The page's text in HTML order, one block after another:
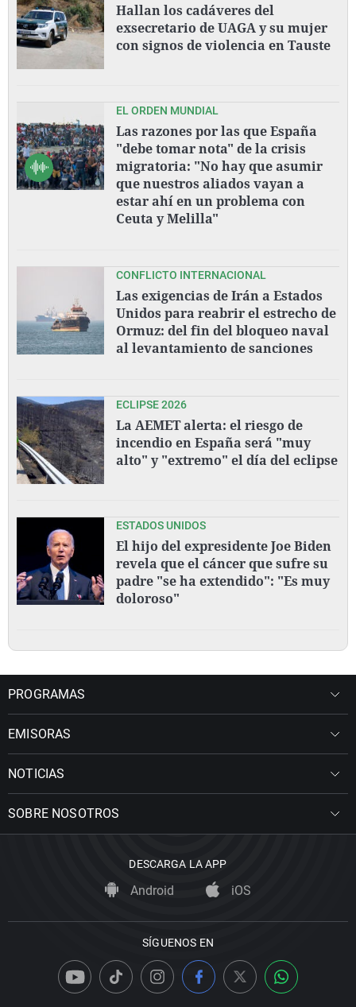
Hallan los cadáveres del
exsecretario de UAGA y su mujer
con signos de violencia en Tauste
EL ORDEN MUNDIAL
Las razones por las que España
"debe tomar nota" de la crisis
migratoria: "No hay que asumir
que nuestros aliados vayan a
estar ahí en un problema con
Ceuta y Melilla"
CONFLICTO INTERNACIONAL
Las exigencias de Irán a Estados
Unidos para reabrir el estrecho de
Ormuz: del fin del bloqueo naval
al levantamiento de sanciones
ECLIPSE 2026
La AEMET alerta: el riesgo de
incendio en España será "muy
alto" y "extremo" el día del eclipse
ESTADOS UNIDOS
El hijo del expresidente Joe Biden
revela que el cáncer que sufre su
padre "se ha extendido": "Es muy
doloroso"
PROGRAMAS
EMISORAS
NOTICIAS
SOBRE NOSOTROS
DESCARGA LA APP
Android iOS
SÍGUENOS EN